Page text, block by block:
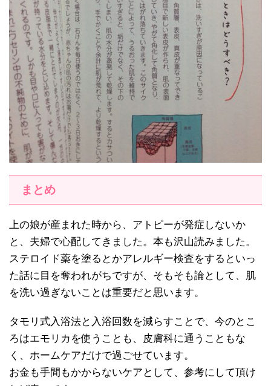
まとめ
上の娘が産まれた時から、アトピーが発症しないか
と、夫婦で心配してきました。本も沢山読みました。
ステロイド薬を塗るとかアレルギー検査をするといっ
た話に目を奪われがちですが、そもそも論として、肌
を洗い過ぎないことは重要だと思います。
タモリ式入浴法と入浴回数を減らすことで、今のとこ
ろはエモリカを使うことも、皮膚科に通うこともな
く、ホームケアだけで過ごせています。
お金も手間もかからないケアとして、参考にして頂け